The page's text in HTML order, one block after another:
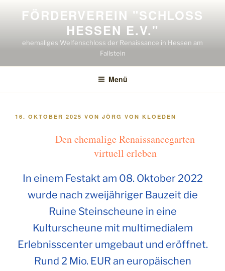
FÖRDERVEREIN "SCHLOSS H
ESSEN E.V."
ehemaliges Welfenschloss der Renaissance in Hessen am
Fallstein
Menü
VERÖFFENTLICHT
16. OKTOBER 2025 VON JÖRG VON KLOEDEN
Den ehemalige Renaissancegarten
virtuell erleben
In einem Festakt am 08. Oktober 2022
wurde nach zweijähriger Bauzeit die
Ruine Steinscheune in eine
Kulturscheune mit multimedialem
Erlebnisscenter umgebaut und eröffnet.
Rund 2 Mio. EUR an europäischen